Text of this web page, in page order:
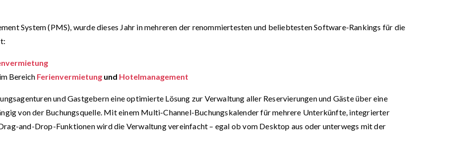
System (PMS), wurde dieses Jahr in mehreren der renommiertesten und beliebtesten Software-Rankings für die
Bereich Ferienvermietung und Hotelmanagement
und Gastgebern eine optimierte Lösung zur Verwaltung aller Reservierungen und Gäste über eine
von der Buchungsquelle. Mit einem Multi-Channel-Buchungskalender für mehrere Unterkünfte, integrierter
and-Drop-Funktionen wird die Verwaltung vereinfacht – egal ob vom Desktop aus oder unterwegs mit der